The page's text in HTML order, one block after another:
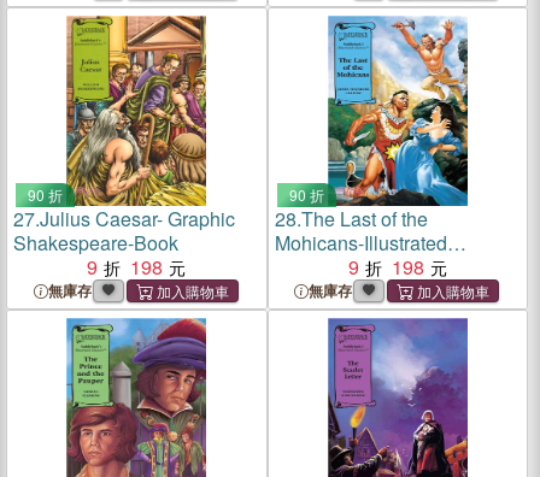
90 折
27.Julius Caesar- Graphic
Shakespeare-Book
9
198
無庫存
90 折
28.The Last of the
Mohicans-Illustrated
Classics-Book
9 198
無庫存